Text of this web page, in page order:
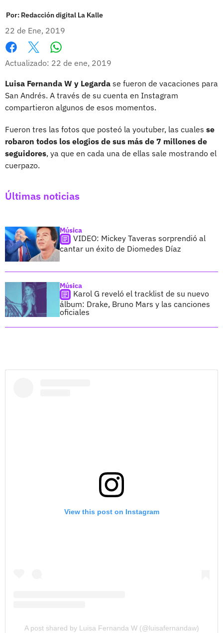
Por: Redacción digital La Kalle
22 de Ene, 2019
Facebook
X
Actualizado: 22 de ene, 2019
Luisa Fernanda W y Legarda se fueron de vacaciones para
San Andrés. A través de su cuenta en Instagram
compartieron algunos de esos momentos.
Fueron tres las fotos que posteó la youtuber, las cuales se
robaron todos los elogios de sus más de 7 millones de
seguidores, ya que en cada una de ellas sale mostrando el
cuerpazo.
Últimas noticias
Música
VIDEO: Mickey Taveras sorprendió al
cantar un éxito de Diomedes Díaz
Música
Karol G reveló el tracklist de su nuevo
álbum: Drake, Bruno Mars y las canciones
oficiales
View this post on Instagram
A post shared by Luisa Fernanda W (@luisafernandaw)